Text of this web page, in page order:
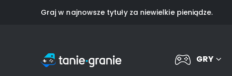
Graj w najnowsze tytuły za niewielkie pieniądze.
GRY